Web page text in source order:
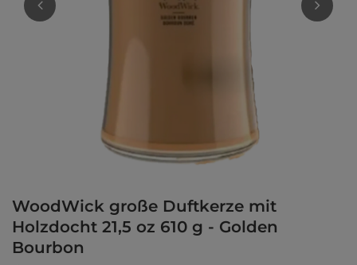
WoodWick große Duftkerze mit
Holzdocht 21,5 oz 610 g - Golden
Bourbon